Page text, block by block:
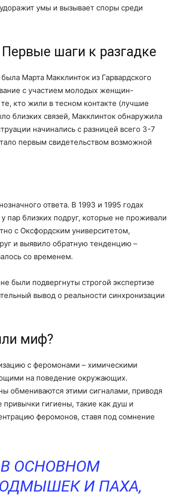
умы и вызывает споры среди
шаги к разгадке
Марта Макклинток из Гарвардского
с участием молодых женщин-
кто жили в тесном контакте (лучшие
близких связей, Макклинток обнаружила
начинались с разницей всего 3-7
первым свидетельством возможной
ответа. В 1993 и 1995 годах
пар близких подруг, которые не проживали
с Оксфордским университетом,
и выявило обратную тенденцию –
со временем.
были подвергнуты строгой экспертизе
вывод о реальности синхронизации
миф?
с феромонами – химическими
на поведение окружающих.
обмениваются этими сигналами, приводя
гигиены, такие как душ и
феромонов, ставя под сомнение
ОСНОВНОМ
И ПАХА,